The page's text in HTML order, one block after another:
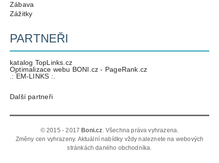
Zábava
Zážitky
PARTNEŘI
katalog TopLinks.cz
Optimalizace webu BONI.cz - PageRank.cz
.: EM-LINKS :.
Další partneři
© 2015 - 2017 Boni.cz. Všechna práva vyhrazena.
Změny cen vyhrazeny. Aktuální nabídky vždy naleznete na webových
stránkách daného obchodníka.